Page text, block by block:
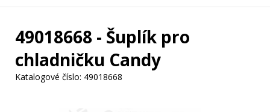
49018668 - Šuplík pro
chladničku Candy
Katalogové číslo: 49018668